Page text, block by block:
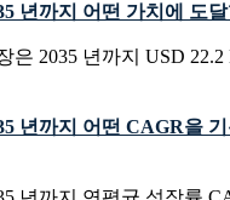
년까지 어떤 가치에 도
은 2035 년까지 USD
년까지 어떤 CAGR을